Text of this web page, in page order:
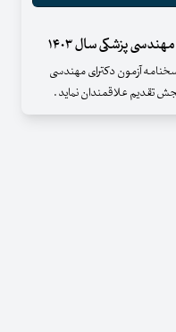
پزشکی سال ۱۴۰۳
آزمون دکترای مهندسی